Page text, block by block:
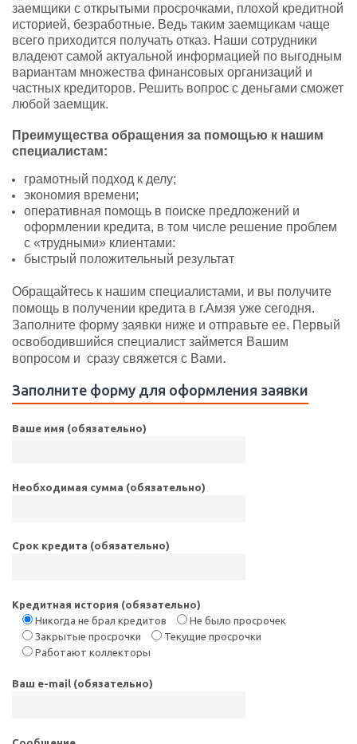
заемщики с открытыми просрочками, плохой кредитной
историей, безработные. Ведь таким заемщикам чаще
всего приходится получать отказ. Наши сотрудники
владеют самой актуальной информацией по выгодным
вариантам множества финансовых организаций и
частных кредиторов. Решить вопрос с деньгами сможет
любой заемщик.
Преимущества обращения за помощью к нашим
специалистам:
грамотный подход к делу;
экономия времени;
оперативная помощь в поиске предложений и
оформлении кредита, в том числе решение проблем
с «трудными» клиентами:
быстрый положительный результат
Обращайтесь к нашим специалистами, и вы получите
помощь в получении кредита в г.Амзя уже сегодня.
Заполните форму заявки ниже и отправьте ее. Первый
освободившийся специалист займется Вашим
вопросом и сразу свяжется с Вами.
Заполните форму для оформления заявки
Ваше имя (обязательно)
Необходимая сумма (обязательно)
Срок кредита (обязательно)
Кредитная история (обязательно)
Никогда не брал кредитов
Не было просрочек
Закрытые просрочки
Текущие просрочки
Работают коллекторы
Ваш e-mail (обязательно)